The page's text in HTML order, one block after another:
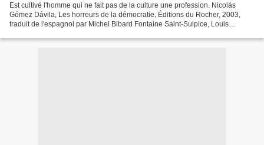
Est cultivé l'homme qui ne fait pas de la culture une profession. Nicolás
Gómez Dávila, Les horreurs de la démocratie, Éditions du Rocher, 2003,
traduit de l'espagnol par Michel Bibard Fontaine Saint-Sulpice, Louis